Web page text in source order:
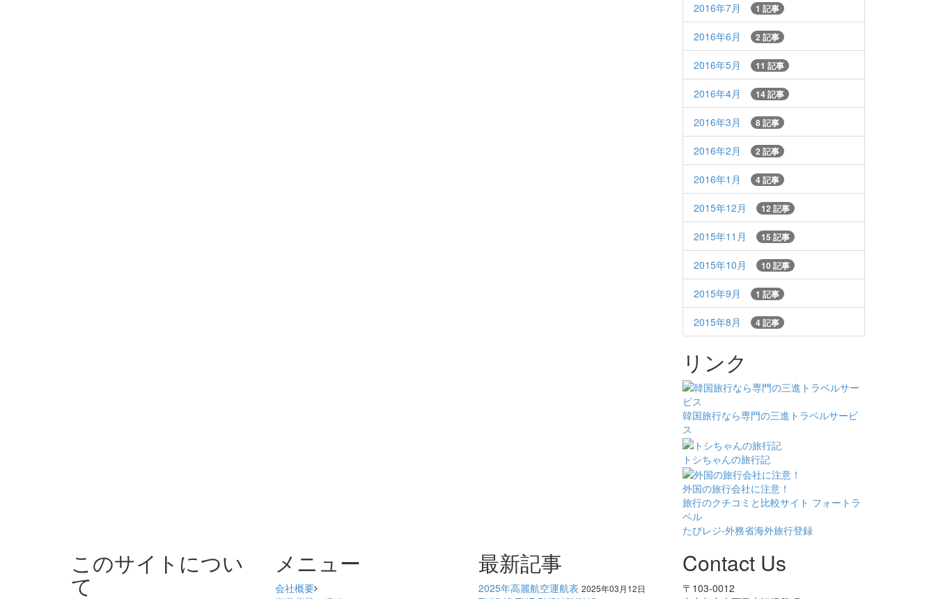
2016年7月 1 記事
2016年6月 2 記事
2016年5月 11 記事
2016年4月 14 記事
2016年3月 8 記事
2016年2月 2 記事
2016年1月 4 記事
2015年12月 12 記事
2015年11月 15 記事
2015年10月 10 記事
2015年9月 1 記事
2015年8月 4 記事
リンク
韓国旅行なら専門の三進トラベルサービ
ス
トシちゃんの旅行記
外国の旅行会社に注意！
旅行のクチコミと比較サイト フォートラ
ベル
たびレジ-外務省海外旅行登録
このサイトについ
て
メニュー
会社概要
最新記事
2025年高麗航空運航表 2025年03月12日
Contact Us
〒103-0012